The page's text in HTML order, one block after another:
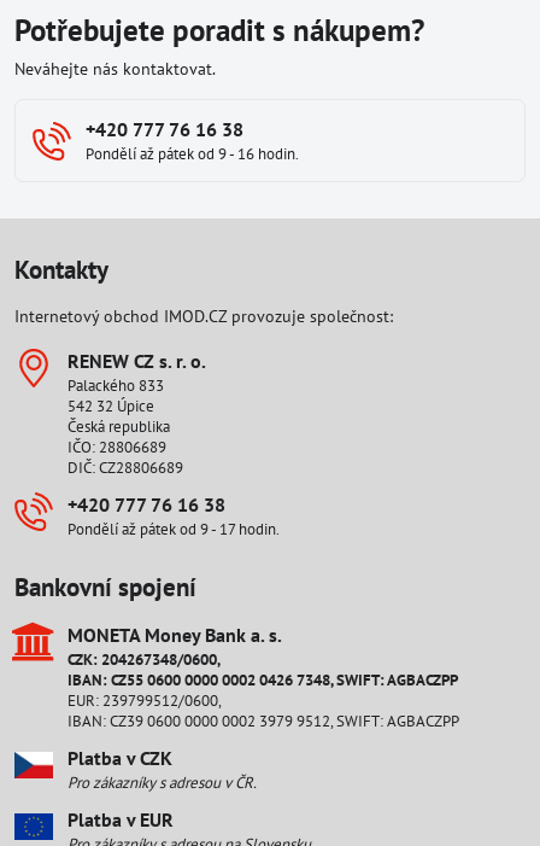
Potřebujete poradit s nákupem?
Neváhejte nás kontaktovat.
+420 777 76 16 38
Pondělí až pátek od 9 - 16 hodin.
Kontakty
Internetový obchod IMOD.CZ provozuje společnost:
RENEW CZ s​. r​. o​.
Palackého 833
542 32 Úpice
Česká republika
IČO: 28806689
DIČ: CZ28806689
+420 777 76 16 38
Pondělí až pátek od 9 - 17 hodin.
Bankovní spojení
MONETA Money Bank a​. s​.
CZK: 204267348/0600,
IBAN: CZ55 0600 0000 0002 0426 7348, SWIFT: AGBACZPP
EUR: 239799512/0600,
IBAN: CZ39 0600 0000 0002 3979 9512, SWIFT: AGBACZPP
Platba v CZK
Pro zákazníky s adresou v ČR.
Platba v EUR